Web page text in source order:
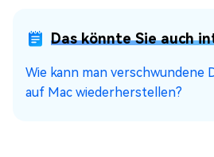
Das könnte Sie auch
Wie kann man verschwundene
auf Mac wiederherstellen?